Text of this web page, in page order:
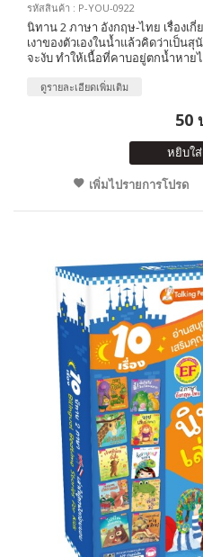
รหัสสินค้า : P-YOU-0922
นิทาน 2 ภาษา อังกฤษ-ไทย เรื่องเ
เงาของตัวเองในน้ำแล้วคิดว่าเป็น
จะงับ ทำให้เนื้อที่คาบอยู่ตกน้ำหาย
ดูรายละเอียดเพิ่มเติม
50
หยิบใ
เพิ่มไปรายการโปรด